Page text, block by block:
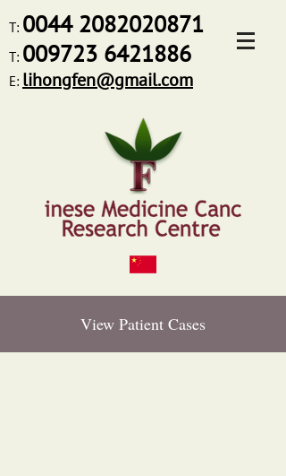
T: 0044 2082020871
T: 009723 6421886
E: lihongfen@gmail.com
View Patient Cases